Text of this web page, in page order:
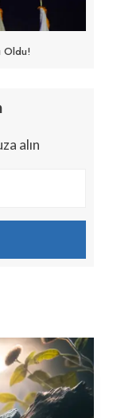
Oldu!
alın